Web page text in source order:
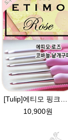
10,900원